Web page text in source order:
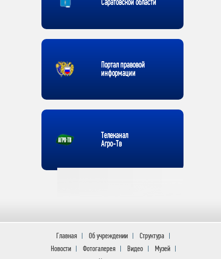
Портал правовой
информации
Телеканал
Агро-Тв
Главная Об учреждении
Структура
Новости
Фотогалерея Видео
Музей